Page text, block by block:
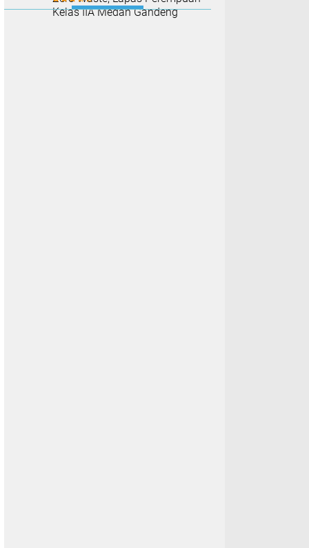
Kelas IIA Medan Gandeng